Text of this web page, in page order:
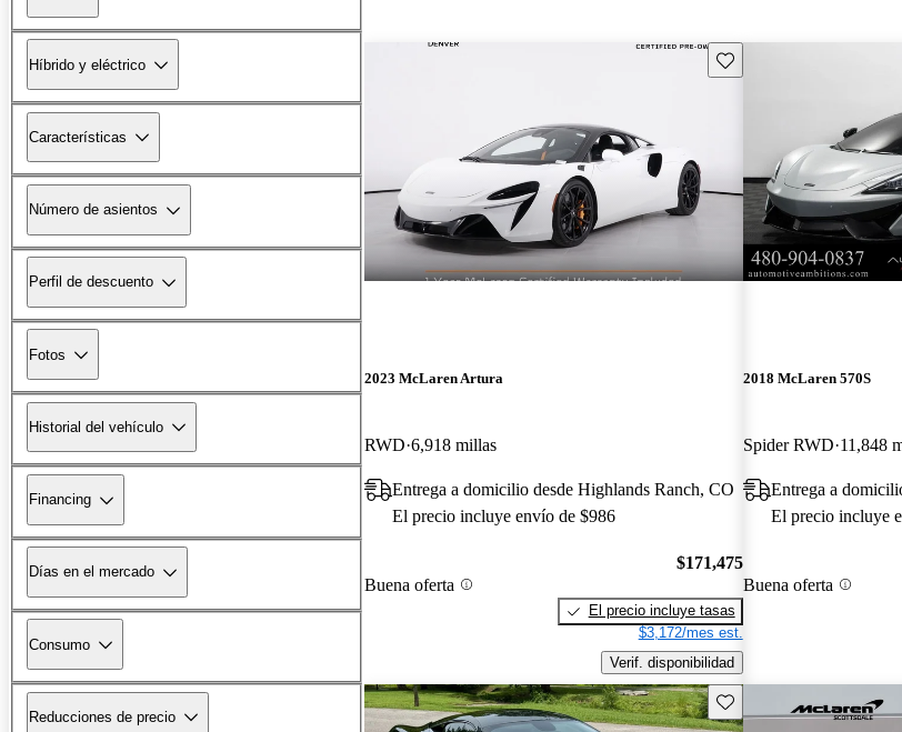
Híbrido y eléctrico
Características
Número de asientos
Perfil de descuento
Fotos
Historial del vehículo
Financing
Días en el mercado
Consumo
Reducciones de precio
Guarda este Aviso
2023 McLaren Artura
RWD 6,918 millas
Entrega a domicilio desde Highlands Ranch, CO
El precio incluye envío de $986
Buena oferta
$171,475
El precio incluye tasas
$3,172/mes est.
Verif. disponibilidad
2018 McLaren 570S
Spider RWD 11,848
Entrega a
El precio incluye
Buena oferta
Guarda este Aviso